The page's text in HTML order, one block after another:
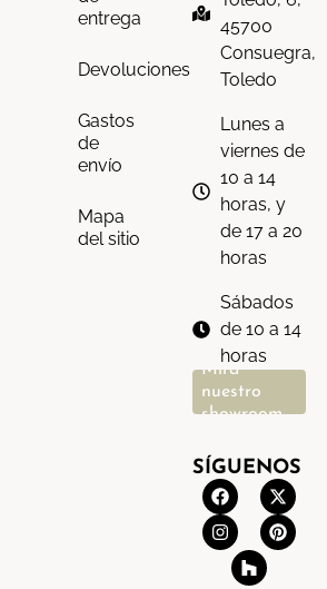
entrega
Devoluciones
Gastos
de
envío
Mapa
del sitio
45700
Consuegra,
Toledo
Lunes a
viernes de
10 a 14
horas, y
de 17 a 20
horas
Sábados
de 10 a 14
horas
Mira
nuestro
showroom
SÍGUENOS